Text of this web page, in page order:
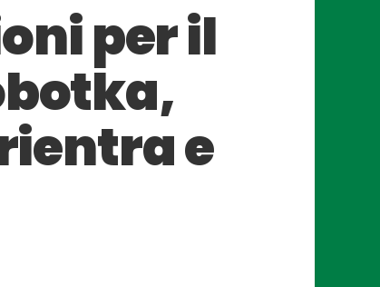
per il
e